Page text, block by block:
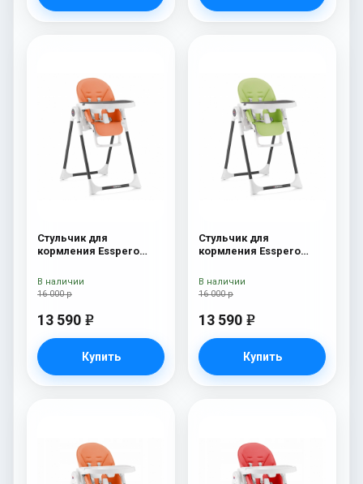
Стульчик для
кормления Esspero
16 000 р
13 590 e
Купить
В наличии
Стульчик для
кормления Esspero
16 000 р
13 590 e
Купить
В наличии